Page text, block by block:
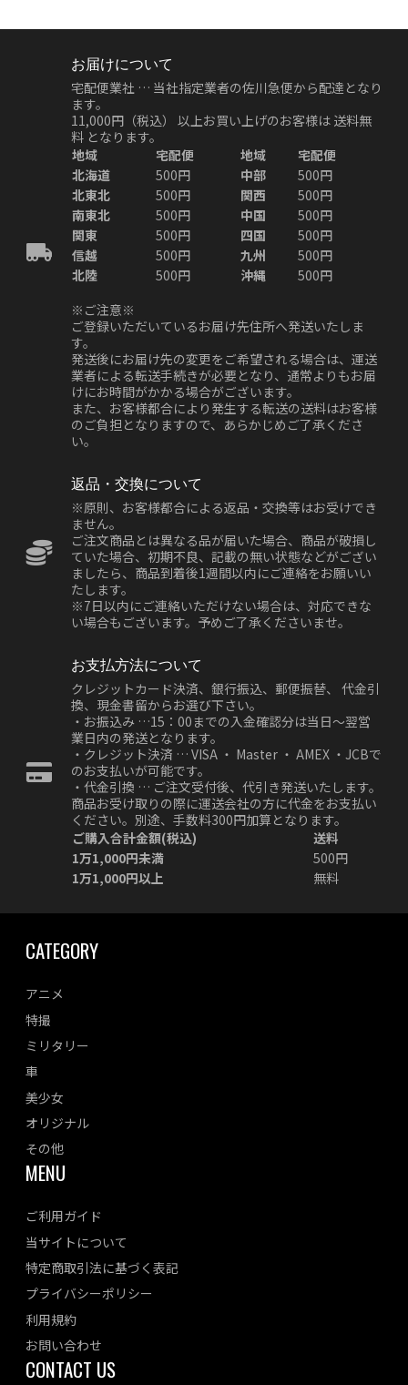
お届けについて
宅配便業社 … 当社指定業者の佐川急便から配達となり
ます。
11,000円（税込）
以上お買い上げのお客様は 送料無
料 となります。
地域
宅配便 地域
宅配便
北海道
500円 中部
500円
北東北
500円 関西
500円
南東北
500円 中国
500円
関東
500円 四国
500円
信越
500円 九州
500円
北陸
500円 沖縄
500円
※ご注意※
ご登録いただいているお届け先住所へ発送いたしま
す。
発送後にお届け先の変更をご希望される場合は、運送
業者による転送手続きが必要となり、通常よりもお届
けにお時間がかかる場合がございます。
また、お客様都合により発生する転送の送料はお客様
のご負担となりますので、あらかじめご了承くださ
い。
返品・交換について
※原則、お客様都合による返品・交換等はお受けでき
ません。
ご注文商品とは異なる品が届いた場合、商品が破損し
ていた場合、初期不良、記載の無い状態などがござい
ましたら、商品到着後1週間以内にご連絡をお願いい
たします。
※7日以内にご連絡いただけない場合は、対応できな
い場合もございます。予めご了承くださいませ。
お支払方法について
クレジットカード決済、銀行振込、郵便振替、 代金引
換、現金書留からお選び下さい。
・お振込み …15：00までの入金確認分は当日～翌営
業日内の発送となります。
・クレジット決済 … VISA ・ Master ・ AMEX ・JCBで
のお支払いが可能です。
・代金引換 … ご注文受付後、代引き発送いたします。
商品お受け取りの際に運送会社の方に代金をお支払い
ください。別途、手数料300円加算となります。
ご購入合計金額(税込)
送料
1万1,000円未満
500円
1万1,000円以上
無料
CATEGORY
アニメ
特撮
ミリタリー
車
美少女
オリジナル
その他
MENU
ご利用ガイド
当サイトについて
特定商取引法に基づく表記
プライバシーポリシー
利用規約
お問い合わせ
CONTACT US